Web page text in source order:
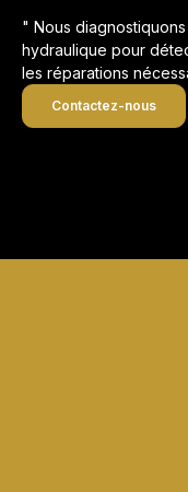
" Nous diagnostiquons
hydraulique pour
les réparations
Contactez-nous